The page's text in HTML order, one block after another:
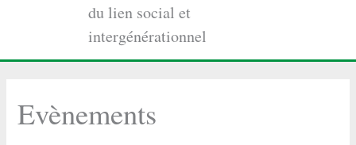
du lien social et
intergénérationnel
Evènements